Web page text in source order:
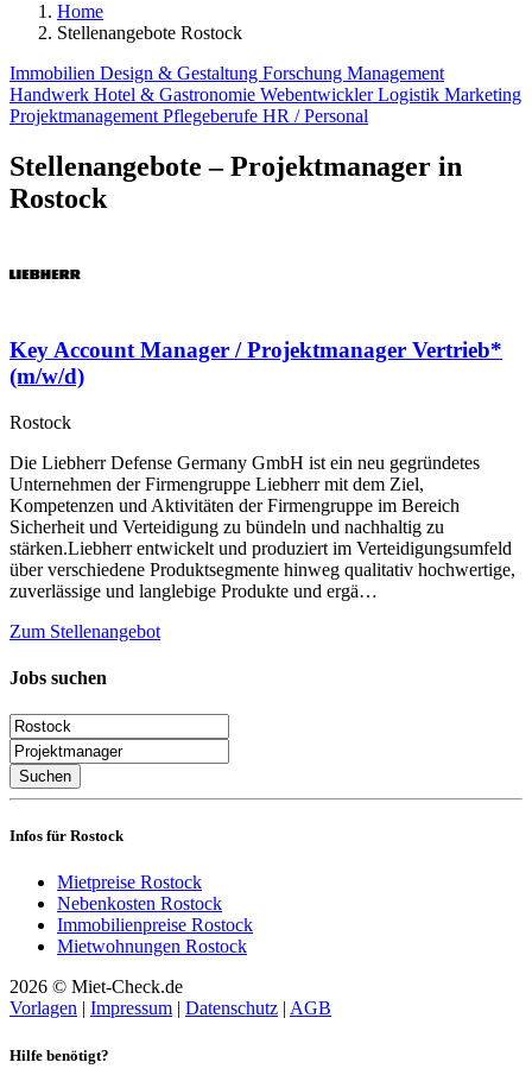
Home
Stellenangebote Rostock
Immobilien Design & Gestaltung Forschung Management
Handwerk Hotel & Gastronomie WebentwicklerLogistik Marketing
Projektmanagement Pflegeberufe HR / Personal
Stellenangebote – Projektmanager in
Rostock
Key Account Manager / Projektmanager Vertrieb*
(m/w/d)
Rostock
​Die Liebherr Defense Germany GmbH ist ein neu gegründetes
Unternehmen der Firmengruppe Liebherr mit dem Ziel,
Kompetenzen und Aktivitäten der Firmengruppe im Bereich
Sicherheit und Verteidigung zu bündeln und nachhaltig zu
stärken.Liebherr entwickelt und produziert im Verteidigungsumfeld
über verschiedene Produktsegmente hinweg qualitativ hochwertige,
zuverlässige und langlebige Produkte und ergä…
Zum Stellenangebot
Jobs suchen
Suchen
Infos für Rostock
Mietpreise Rostock
Nebenkosten Rostock
Immobilienpreise Rostock
Mietwohnungen Rostock
2026 © Miet-Check.de
Vorlagen | Impressum | Datenschutz | AGB
Hilfe benötigt?